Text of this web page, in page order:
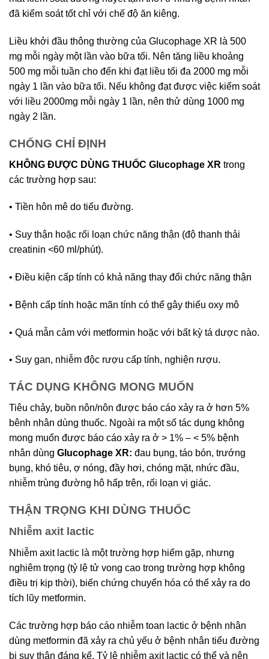
đã kiểm soát tốt chỉ với chế độ ăn kiêng.
Liều khởi đầu thông thường của Glucophage XR là 500
mg mỗi ngày một lần vào bữa tối. Nên tăng liều khoảng
500 mg mỗi tuần cho đến khi đạt liều tối đa 2000 mg mỗi
ngày 1 lần vào bữa tối. Nếu không đạt được việc kiểm soát
với liều 2000mg mỗi ngày 1 lần, nên thử dùng 1000 mg
ngày 2 lần.
CHỐNG CHỈ ĐỊNH
KHÔNG ĐƯỢC DÙNG THUỐC Glucophage XR trong
các trường hợp sau:
• Tiền hôn mê do tiểu đường.
• Suy thận hoặc rối loạn chức năng thận (độ thanh thải
creatinin <60 ml/phút).
• Điều kiện cấp tính có khả năng thay đổi chức năng thận
• Bệnh cấp tính hoặc mãn tính có thể gây thiếu oxy mô
• Quá mẫn cảm với metformin hoặc với bất kỳ tá dược nào.
• Suy gan, nhiễm độc rượu cấp tính, nghiện rượu.
TÁC DỤNG KHÔNG MONG MUỐN
Tiêu chảy, buồn nôn/nôn được báo cáo xảy ra ở hơn 5%
bênh nhân dùng thuốc. Ngoài ra một số tác dụng không
mong muốn được báo cáo xảy ra ở > 1% – < 5% bệnh
nhân dùng Glucophage XR: đau bụng, táo bón, trướng
bụng, khó tiêu, ợ nóng, đầy hơi, chóng mặt, nhức đầu,
nhiễm trùng đường hô hấp trên, rối loạn vị giác.
THẬN TRỌNG KHI DÙNG THUỐC
Nhiễm axit lactic
Nhiễm axit lactic là một trường hợp hiếm gặp, nhưng
nghiêm trọng (tỷ lệ tử vong cao trong trường hợp không
điều trị kịp thời), biến chứng chuyển hóa có thể xảy ra do
tích lũy metformin.
Các trường hợp báo cáo nhiễm toan lactic ở bệnh nhân
dùng metformin đã xảy ra chủ yếu ở bệnh nhân tiểu đường
bị suy thận đáng kể. Tỷ lệ nhiễm axit lactic có thể và nên